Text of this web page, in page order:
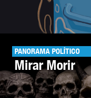
PANORAMA POLÍTICO
Mirar Morir